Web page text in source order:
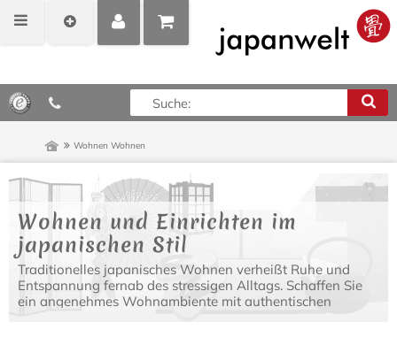
MEIN
POSITIONEN
ANZEIGEN
0,00 €*
WohnenWohnen
Wohnen und Einrichten im
japanischen Stil
Traditionelles japanisches Wohnen verheißt Ruhe und
Entspannung fernab des stressigen Alltags. Schaffen Sie
ein angenehmes Wohnambiente mit authentischen